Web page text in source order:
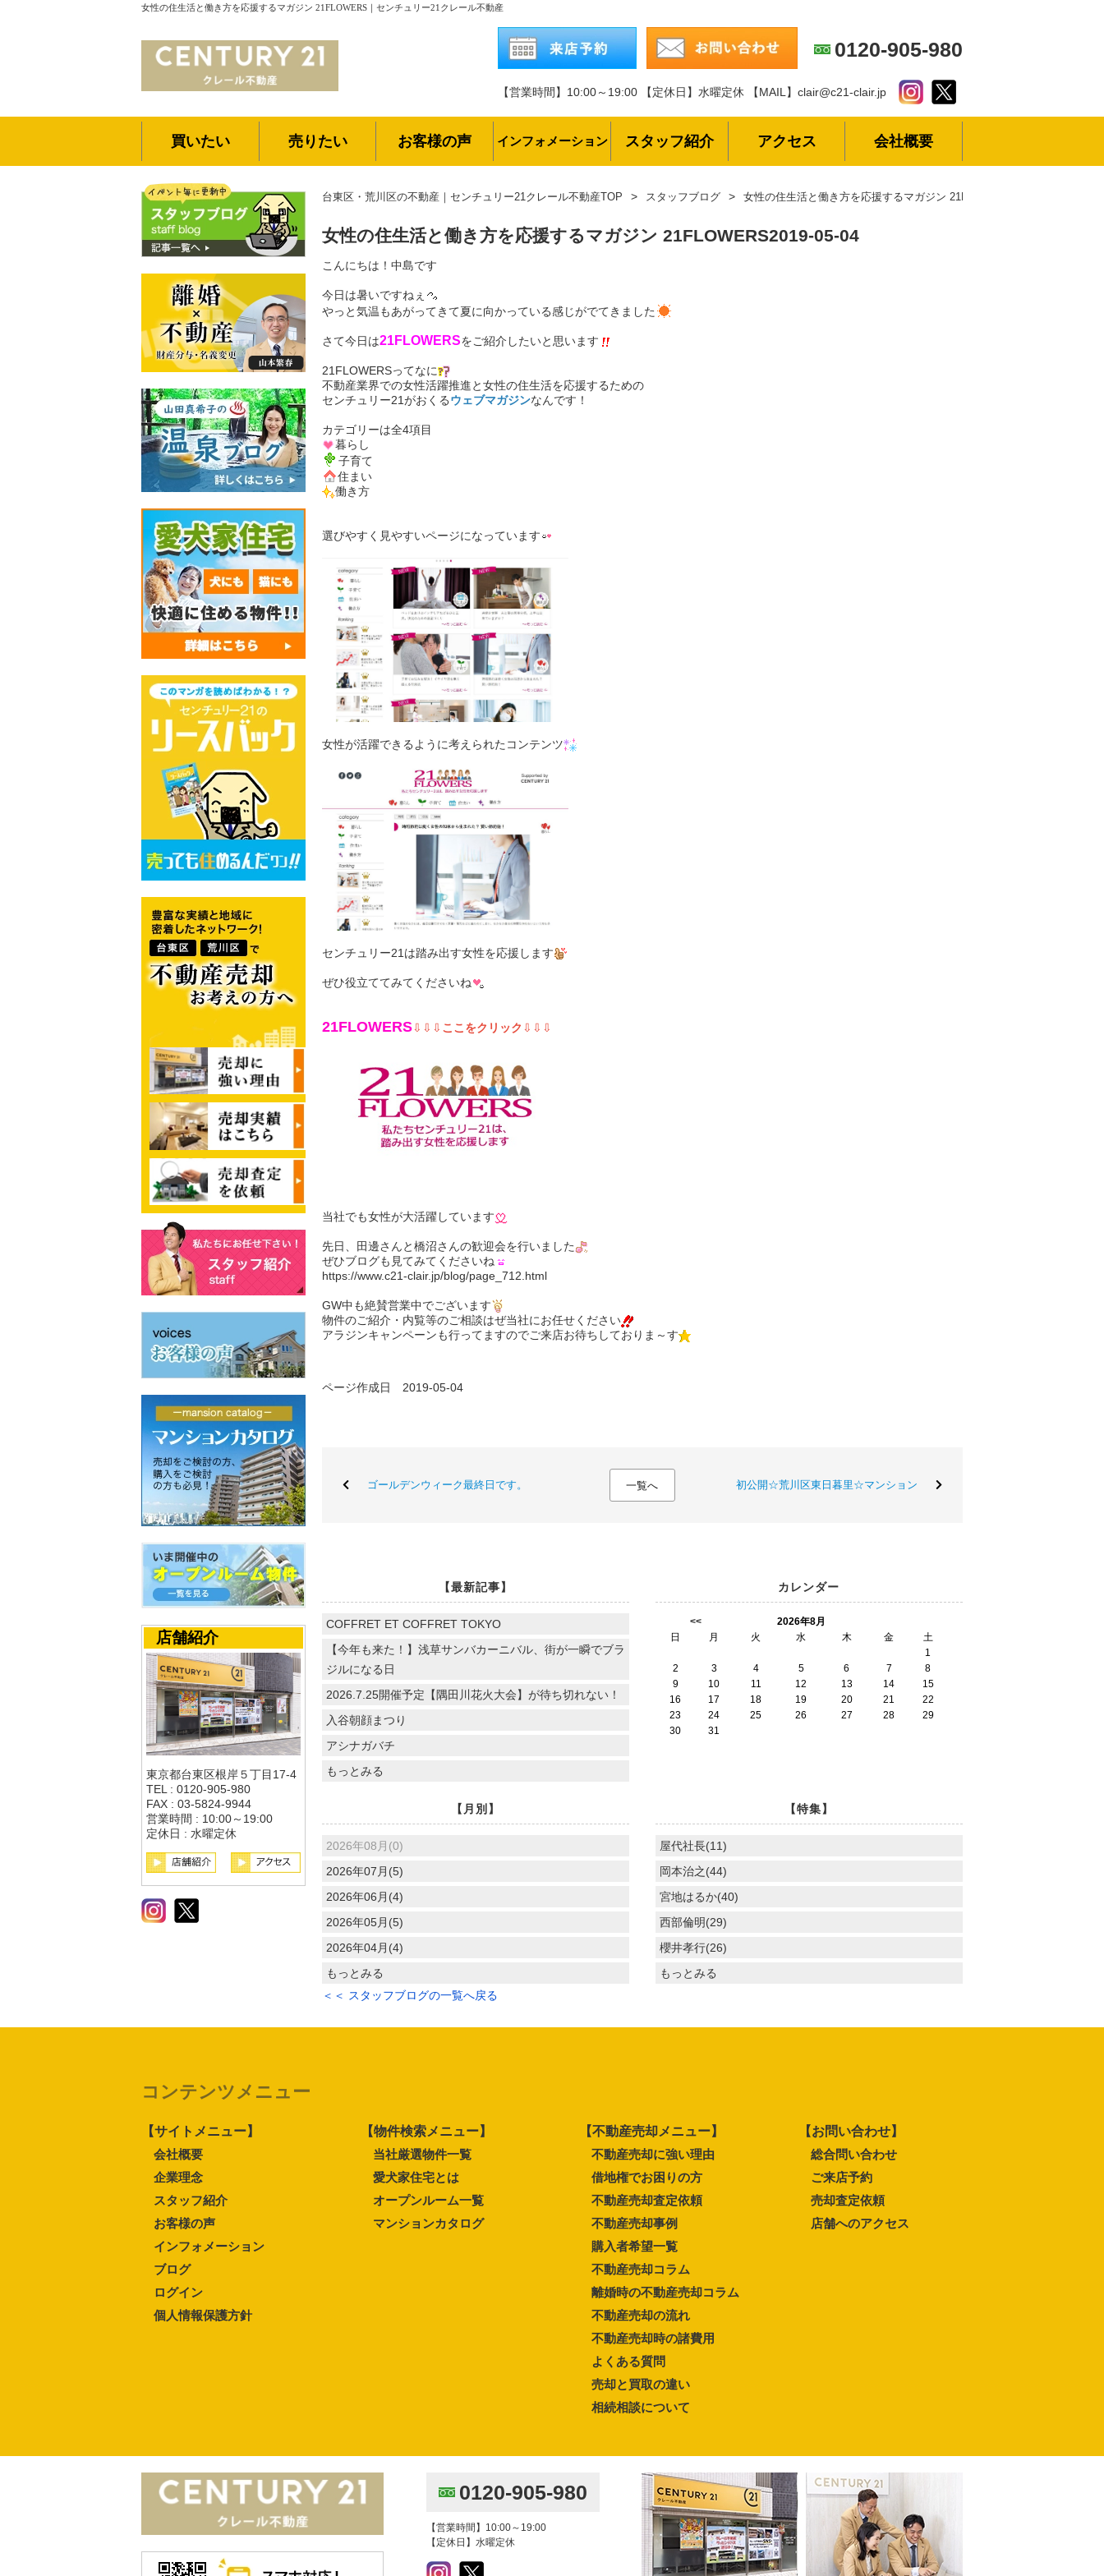
女性の住生活と働き方を応援するマガジン 21FLOWERS｜センチュリー21クレール不動産
0120-905-980
【営業時間】10:00～19:00 【定休日】水曜定休 【MAIL】clair@c21-clair.jp
買いたい 売りたい お客様の声 インフォメーション スタッフ紹介 アクセス 会社概要
台東区・荒川区の不動産｜センチュリー21クレール不動産TOP スタッフブログ 女性の住生活と働き方を応援するマガジン 21FLOWERS
女性の住生活と働き方を応援するマガジン 21FLOWERS2019-05-04
こんにちは！中島です
今日は暑いですねぇ
やっと気温もあがってきて夏に向かっている感じがでてきました
さて今日は21FLOWERSをご紹介したいと思います
21FLOWERSってなに
不動産業界での女性活躍推進と女性の住生活を応援するための
センチュリー21がおくるウェブマガジンなんです！
カテゴリーは全4項目
暮らし
子育て
住まい
働き方
選びやすく見やすいページになっています
女性が活躍できるように考えられたコンテンツ
センチュリー21は踏み出す女性を応援します
ぜひ役立ててみてくださいね
21FLOWERS⇩⇩⇩ ここをクリック ⇩⇩⇩
当社でも女性が大活躍しています
先日、田邊さんと橋沼さんの歓迎会を行いました
ぜひブログも見てみてくださいね
https://www.c21-clair.jp/blog/page_712.html
GW中も絶賛営業中でございます
物件のご紹介・内覧等のご相談はぜ当社にお任せください
アラジンキャンペーンも行ってますのでご来店お待ちしておりま～す
ページ作成日 2019-05-04
ゴールデンウィーク最終日です。 一覧へ 初公開☆荒川区東日暮里☆マンション
【最新記事】
COFFRET ET COFFRET TOKYO
【今年も来た！】浅草サンバカーニバル、街が一瞬でブラ
ジルになる日
2026.7.25開催予定【隅田川花火大会】が待ち切れない！
入谷朝顔まつり
アシナガバチ
もっとみる
カレンダー
<<
2026年8月
日
月 火 水 木 金
土
1
2
3 4 5 6 7
8
9
10 11 12 13 14
15
16
17 18 19 20 21
22
23
24 25 26 27 28
29
30
31
【月別】
2026年08月(0)
2026年07月(5)
2026年06月(4)
2026年05月(5)
2026年04月(4)
もっとみる
【特集】
屋代社長(11)
岡本治之(44)
宮地はるか(40)
西部倫明(29)
櫻井孝行(26)
もっとみる
＜＜ スタッフブログの一覧へ戻る
店舗紹介
東京都台東区根岸５丁目17-4
TEL : 0120-905-980
FAX : 03-5824-9944
営業時間 : 10:00～19:00
定休日 : 水曜定休
コンテンツメニュー
【サイトメニュー】
会社概要
企業理念
スタッフ紹介
お客様の声
インフォメーション
ブログ
ログイン
個人情報保護方針
【物件検索メニュー】
当社厳選物件一覧
愛犬家住宅とは
オープンルーム一覧
マンションカタログ
【不動産売却メニュー】
不動産売却に強い理由
借地権でお困りの方
不動産売却査定依頼
不動産売却事例
購入者希望一覧
不動産売却コラム
離婚時の不動産売却コラム
不動産売却の流れ
不動産売却時の諸費用
よくある質問
売却と買取の違い
相続相談について
【お問い合わせ】
総合問い合わせ
ご来店予約
売却査定依頼
店舗へのアクセス
0120-905-980
【営業時間】10:00～19:00
【定休日】水曜定休